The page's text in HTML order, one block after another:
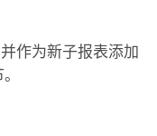
作为新子报表添加